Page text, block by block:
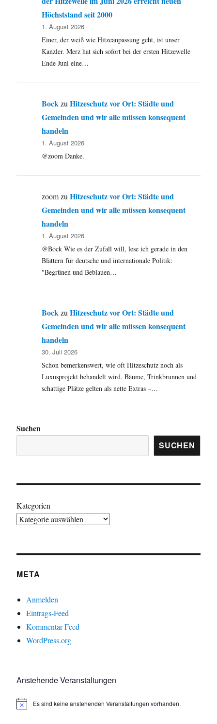
Höchststand seit 2000
1. August 2026
Einer, der weiß wie Hitzeanpassung geht, ist unser
Kanzler. Merz hat sich sofort bei der ersten Hitzewelle
Ende Juni eine…
BockzuHitzeschutz vor Ort: Städte und
Gemeinden und wir alle müssen konsequent
handeln
1. August 2026
@zoom Danke.
zoomzuHitzeschutz vor Ort: Städte und
Gemeinden und wir alle müssen konsequent
handeln
1. August 2026
@Bock Wie es der Zufall will, lese ich gerade in den
Blättern für deutsche und internationale Politik:
"Begrünen und Beblauen…
BockzuHitzeschutz vor Ort: Städte und
Gemeinden und wir alle müssen konsequent
handeln
30. Juli 2026
Schon bemerkenswert, wie oft Hitzeschutz noch als
Luxusprojekt behandelt wird. Bäume, Trinkbrunnen und
schattige Plätze gelten als nette Extras –…
Suchen
SUCHEN
Kategorien
META
Anmelden
Eintrags-Feed
Kommentar-Feed
WordPress.org
Anstehende Veranstaltungen
H
Es sind keine anstehenden Veranstaltungen vorhanden.